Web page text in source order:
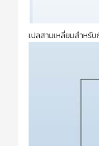
เปลสามเหลี่ยมสำหรั